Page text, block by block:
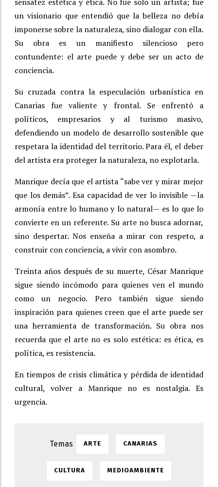
un visionario que entendió que la belleza no debía
imponerse sobre la naturaleza, sino dialogar con ella.
Su obra es un manifiesto silencioso pero
contundente: el arte puede y debe ser un acto de
conciencia.
Su cruzada contra la especulación urbanística en
Canarias fue valiente y frontal. Se enfrentó a
políticos, empresarios y al turismo masivo,
defendiendo un modelo de desarrollo sostenible que
respetara la identidad del territorio. Para él, el deber
del artista era proteger la naturaleza, no explotarla.
Manrique decía que el artista “sabe ver y mirar mejor
que los demás”. Esa capacidad de ver lo invisible —la
armonía entre lo humano y lo natural— es lo que lo
convierte en un referente. Su arte no busca adornar,
sino despertar. Nos enseña a mirar con respeto, a
construir con conciencia, a vivir con asombro.
Treinta años después de su muerte, César Manrique
sigue siendo incómodo para quienes ven el mundo
como un negocio. Pero también sigue siendo
inspiración para quienes creen que el arte puede ser
una herramienta de transformación. Su obra nos
recuerda que el arte no es solo estética: es ética, es
política, es resistencia.
En tiempos de crisis climática y pérdida de identidad
cultural, volver a Manrique no es nostalgia. Es
urgencia.
ARTE CANARIAS
CULTURA MEDIOAMBIENTE